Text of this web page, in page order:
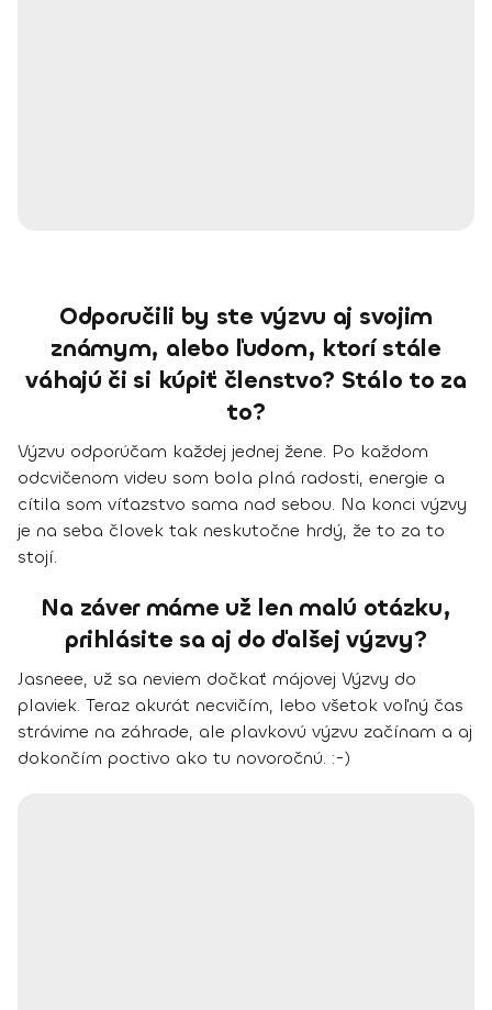
Odporučili by ste výzvu aj svojim
známym, alebo ľudom, ktorí stále
váhajú či si kúpiť členstvo? Stálo to za
to?
Výzvu odporúčam každej jednej žene. Po každom
odcvičenom videu som bola plná radosti, energie a
cítila som víťazstvo sama nad sebou. Na konci výzvy
je na seba človek tak neskutočne hrdý, že to za to
stojí.
Na záver máme už len malú otázku,
prihlásite sa aj do ďalšej výzvy?
Jasneee, už sa neviem dočkať májovej Výzvy do
plaviek. Teraz akurát necvičím, lebo všetok voľný čas
strávime na záhrade, ale plavkovú výzvu začínam a aj
dokončím poctivo ako tu novoročnú. :-)